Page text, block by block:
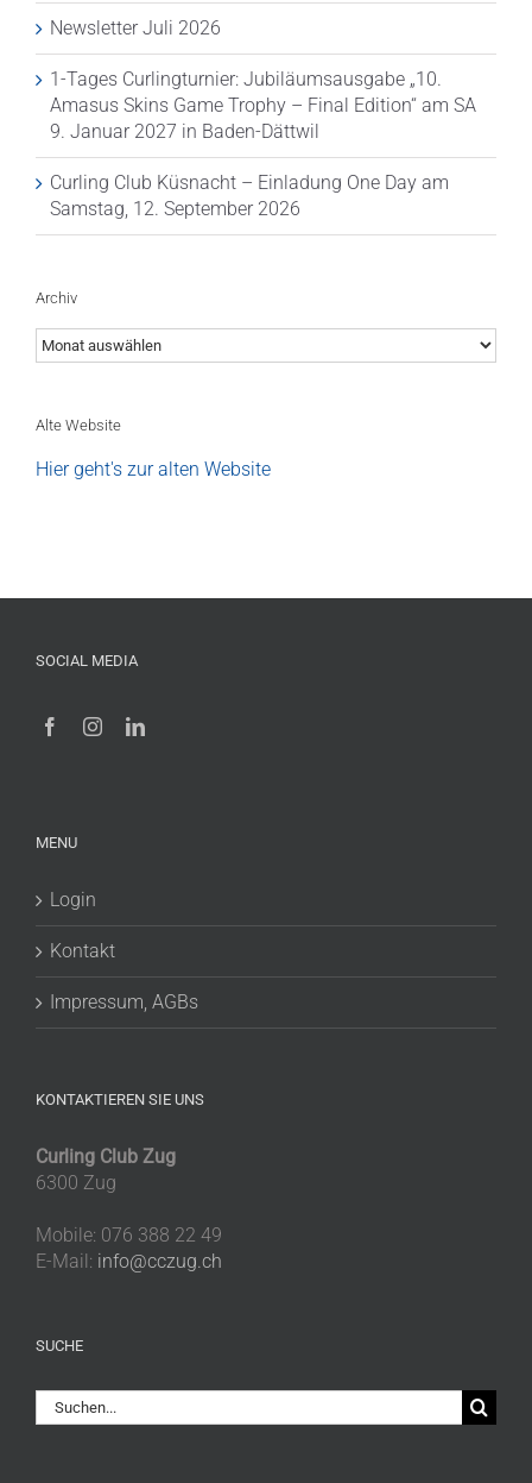
Newsletter Juli 2026
1-Tages Curlingturnier: Jubiläumsausgabe „10.
Amasus Skins Game Trophy – Final Edition“ am SA
9. Januar 2027 in Baden-Dättwil
Curling Club Küsnacht – Einladung One Day am
Samstag, 12. September 2026
Archiv
Archiv
Alte Website
Hier geht's zur alten Website
SOCIAL MEDIA
MENU
Login
Kontakt
Impressum, AGBs
KONTAKTIEREN SIE UNS
Curling Club Zug
6300 Zug
Mobile: 076 388 22 49
E-Mail: info@cczug.ch
SUCHE
Suche
nach: